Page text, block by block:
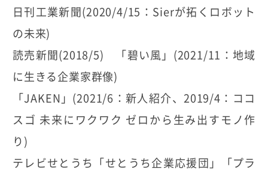
日刊工業新聞(2020/4/15：Sierが拓くロボット
の未来)
読売新聞(2018/5) 「碧い風」(2021/11：地域
に生きる企業家群像)
「JAKEN」(2021/6：新人紹介、2019/4：ココ
スゴ 未来にワクワク ゼロから生み出すモノ作
り)
テレビせとうち「せとうち企業応援団」「プラ